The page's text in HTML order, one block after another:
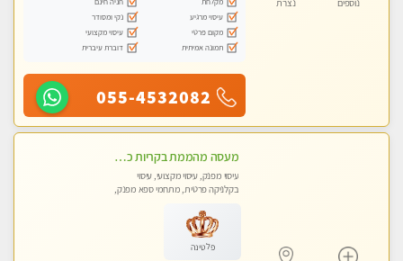
נוספים
נצרת
עיסוי מרגיע
נקי ומסודר
מקום פרטי
עיסוי מקצועי
תמונה אמיתית
דוברת עיברית
055-4532082
מעסה מהממת בקריות כל סוגי העיסויים מעסה מקצועית ואיכותית פרטי!!!
עיסוי מפנק, עיסוי מקצועי, עיסוי
בקלניקה פרטית, מתחמי ספא מפנק,
פלטינה